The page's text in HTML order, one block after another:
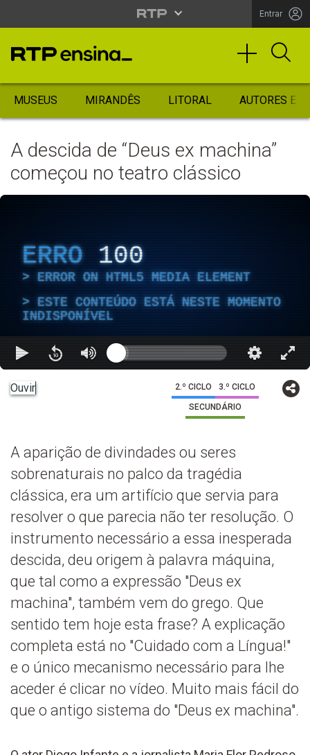
Entrar
MUSEUS MIRANDÊS LITORAL AUTORES
A descida de “Deus ex machina”
começou no teatro clássico
ERRO 100
ERROR ON HTML5 MEDIA ELEMENT
ESTE CONTEÚDO ESTÁ NESTE MOMENTO
INDISPONÍVEL
Ouvir 2.º CICLO 3.º CICLO
SECUNDÁRIO
A aparição de divindades ou seres
sobrenaturais no palco da tragédia
clássica, era um artifício que servia para
resolver o que parecia não ter resolução. O
instrumento necessário a essa inesperada
descida, deu origem à palavra máquina,
que tal como a expressão "Deus ex
machina", também vem do grego. Que
sentido tem hoje esta frase? A explicação
completa está no "Cuidado com a Língua!"
e o único mecanismo necessário para lhe
aceder é clicar no vídeo. Muito mais fácil do
que o antigo sistema do "Deus ex machina".